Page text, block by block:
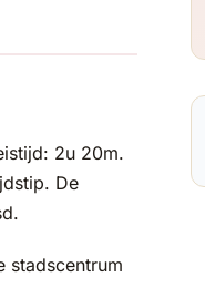
2u 20m.
De
stadscentrum